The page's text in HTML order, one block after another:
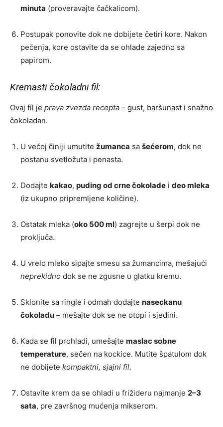
minuta (proveravajte čačkalicom).
Postupak ponovite dok ne dobijete četiri kore. Nakon
pečenja, kore ostavite da se ohlade zajedno sa
papirom.
Kremasti čokoladni fil:
Ovaj fil je prava zvezda recepta – gust, baršunast i snažno
čokoladan.
U većoj činiji umutite žumanca sa šećerom, dok ne
postanu svetložuta i penasta.
Dodajte kakao, puding od crne čokolade i deo mleka
(iz ukupno pripremljene količine).
Ostatak mleka (oko 500 ml) zagrejte u šerpi dok ne
proključa.
U vrelo mleko sipajte smesu sa žumancima, mešajući
neprekidno dok se ne zgusne u glatku kremu.
Sklonite sa ringle i odmah dodajte naseckanu
čokoladu – mešajte dok se ne otopi i sjedini.
Kada se fil prohladi, umešajte maslac sobne
temperature, sečen na kockice. Mutite špatulom dok
ne dobijete kompaktni, sjajni fil.
Ostavite krem da se ohladi u frižideru najmanje 2–3
sata, pre završnog mućenja mikserom.